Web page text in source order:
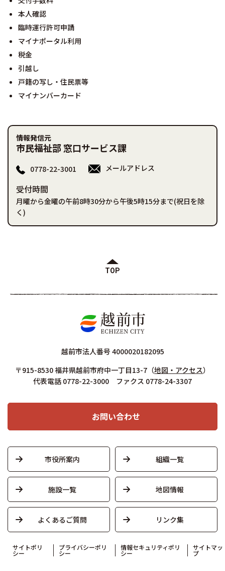
本人確認
臨時運行許可申請
マイナポータル利用
税金
引越し
戸籍の写し・住民票等
マイナンバーカード
情報発信元
市民福祉部 窓口サービス課
0778-22-3001 メールアドレス
受付時間
月曜から金曜の午前8時30分から午後5時15分まで(祝日を除
く)
TOP
越前市法人番号 4000020182095
〒915-8530 福井県越前市府中一丁目13-7 （地図・アクセス）
代表電話 0778-22-3000 ファクス 0778-24-3307
お問い合わせ
市役所案内 組織一覧
施設一覧 地図情報
よくあるご質問 リンク集
サイトポリ
シー
プライバシーポリ
シー
情報セキュリティポリ
シー
サイトマッ
プ